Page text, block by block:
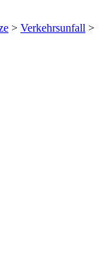
> Verkehrsunfall >